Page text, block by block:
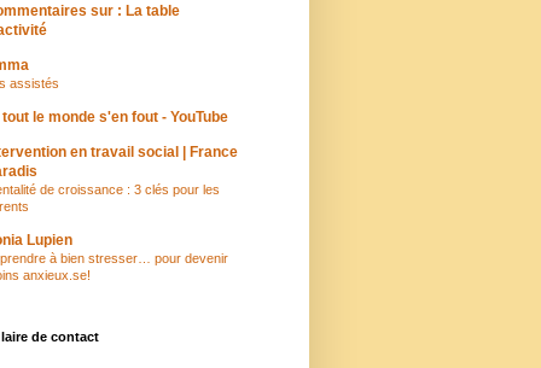
sur : La table
assistés
tout le monde s'en fout - YouTube
en travail social | France
de croissance : 3 clés pour les
Lupien
à bien stresser… pour devenir
anxieux.se!
de contact